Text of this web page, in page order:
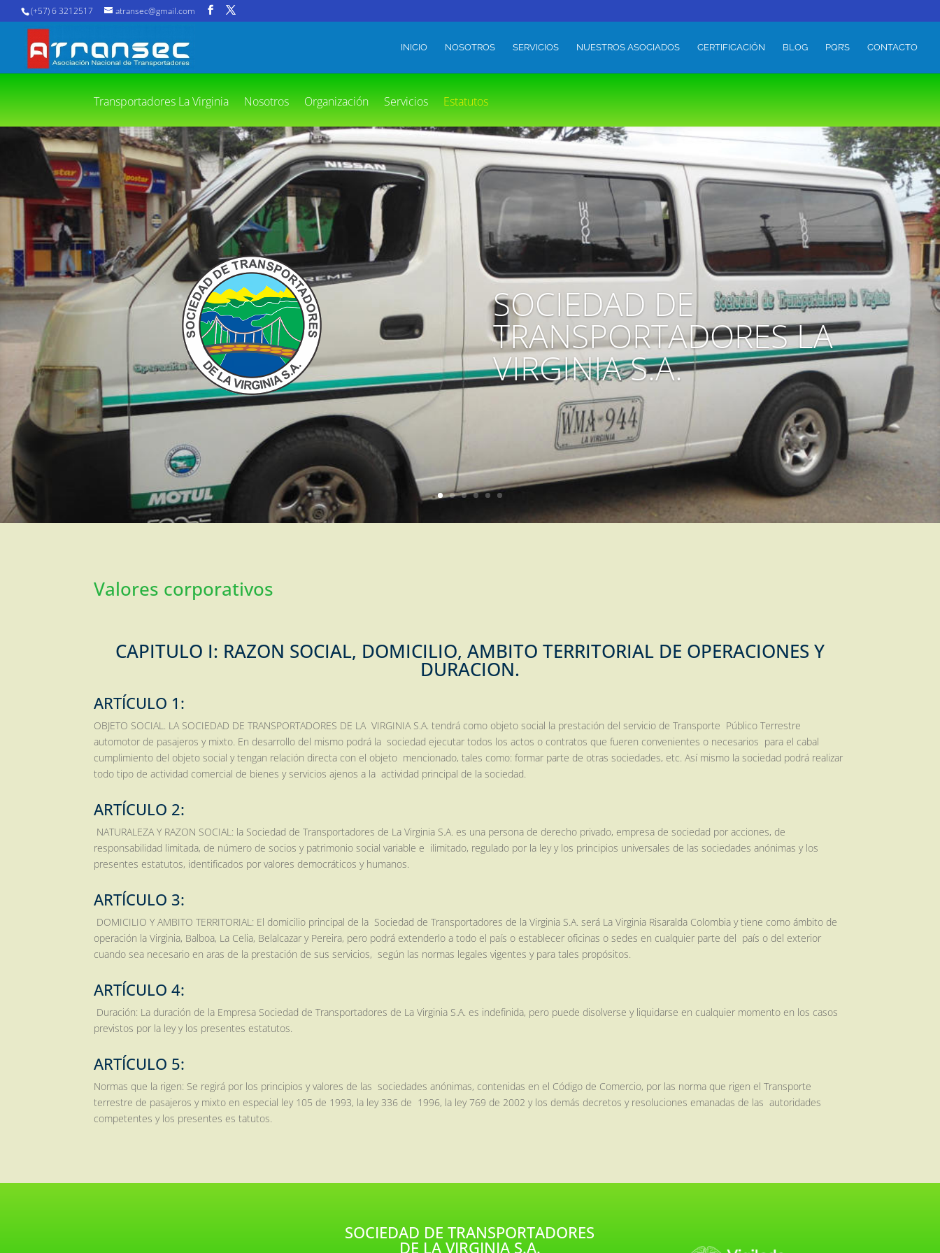
(+57) 6 3212517 atransec@gmail.com
INICIO NOSOTROS SERVICIOS NUESTROS ASOCIADOS CERTIFICACIÓN BLOG PQR’S CONTACTO
Transportadores La Virginia Nosotros Organización Servicios Estatutos
SOCIEDAD DE
TRANSPORTADORES LA
VIRGINIA S.A.
Valores corporativos
CAPITULO I: RAZON SOCIAL, DOMICILIO, AMBITO TERRITORIAL DE OPERACIONES Y
DURACION.
ARTÍCULO 1:
OBJETO SOCIAL. LA SOCIEDAD DE TRANSPORTADORES DE LA VIRGINIA S.A. tendrá como objeto social la prestación del servicio de Transporte Público Terrestre
automotor de pasajeros y mixto. En desarrollo del mismo podrá la sociedad ejecutar todos los actos o contratos que fueren convenientes o necesarios para el cabal
cumplimiento del objeto social y tengan relación directa con el objeto mencionado, tales como: formar parte de otras sociedades, etc. Así mismo la sociedad podrá realizar
todo tipo de actividad comercial de bienes y servicios ajenos a la actividad principal de la sociedad.
ARTÍCULO 2:
NATURALEZA Y RAZON SOCIAL: la Sociedad de Transportadores de La Virginia S.A. es una persona de derecho privado, empresa de sociedad por acciones, de
responsabilidad limitada, de número de socios y patrimonio social variable e ilimitado, regulado por la ley y los principios universales de las sociedades anónimas y los
presentes estatutos, identificados por valores democráticos y humanos.
ARTÍCULO 3:
DOMICILIO Y AMBITO TERRITORIAL: El domicilio principal de la Sociedad de Transportadores de la Virginia S.A. será La Virginia Risaralda Colombia y tiene como ámbito de
operación la Virginia, Balboa, La Celia, Belalcazar y Pereira, pero podrá extenderlo a todo el país o establecer oficinas o sedes en cualquier parte del país o del exterior
cuando sea necesario en aras de la prestación de sus servicios, según las normas legales vigentes y para tales propósitos.
ARTÍCULO 4:
Duración: La duración de la Empresa Sociedad de Transportadores de La Virginia S.A. es indefinida, pero puede disolverse y liquidarse en cualquier momento en los casos
previstos por la ley y los presentes estatutos.
ARTÍCULO 5:
Normas que la rigen: Se regirá por los principios y valores de las sociedades anónimas, contenidas en el Código de Comercio, por las norma que rigen el Transporte
terrestre de pasajeros y mixto en especial ley 105 de 1993, la ley 336 de 1996, la ley 769 de 2002 y los demás decretos y resoluciones emanadas de las autoridades
competentes y los presentes es tatutos.
SOCIEDAD DE TRANSPORTADORES
DE LA VIRGINIA S.A.